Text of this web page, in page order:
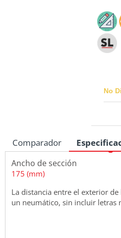
No
Comparador
Ancho de sección
175 (mm)
La distancia entre el exterior
un neumático, sin incluir letras